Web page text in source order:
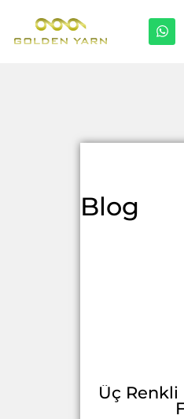
Blog
Üç